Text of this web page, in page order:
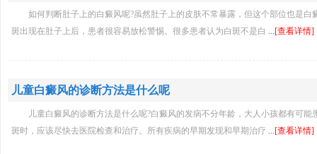
如何判断肚子上的白癜风呢?虽然肚子上的皮肤不常暴露，但这个部位也是
斑出现在肚子上后，患者很容易放松警惕。很多患者认为白斑不是白 ...[查看详情]
儿童白癜风的诊断方法是什么呢
儿童白癜风的诊断方法是什么呢?白癜风的发病不分年龄，大人小孩都有可
斑时，应该尽快去医院检查和治疗。所有疾病的早期发现和早期治疗 ...[查看详情]